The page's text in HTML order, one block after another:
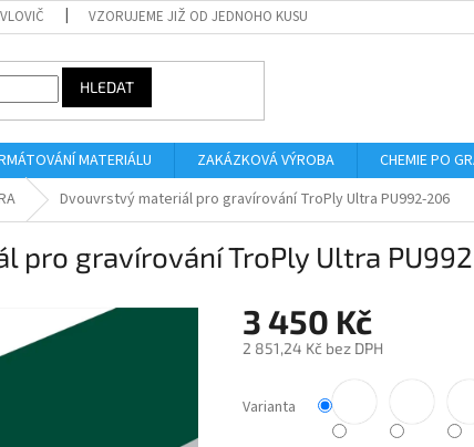
VZORUJEME JIŽ OD JEDNOHO KUSU
HLEDAT
MATERIÁLU ZAKÁZKOVÁ VÝROBA CHEMIE PO
Dvouvrstvý materiál pro gravírování TroPly Ultra PU992-206
pro gravírování TroPly Ultra
3 450 Kč
2 851,24 Kč bez DPH
cena:
Varianta